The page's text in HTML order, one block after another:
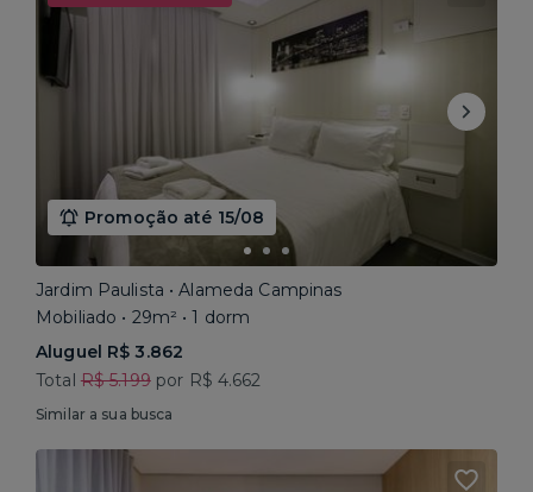
Promoção até 15/08
Jardim Paulista • Alameda Campinas
Mobiliado • 29m² • 1 dorm
Aluguel R$ 3.862
Total R$ 5.199por R$ 4.662
Similar a sua busca